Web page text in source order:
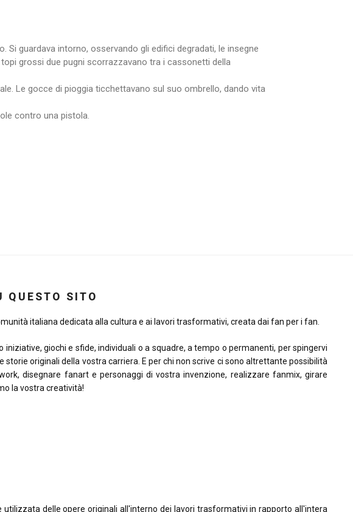
guardava intorno, osservando gli edifici degradati, le insegne
grossi due pugni scorrazzavano tra i cassonetti della
Le gocce di pioggia ticchettavano sul suo ombrello, dando vita
contro una pistola.
QUESTO SITO
italiana dedicata alla cultura e ai lavori trasformativi, creata dai fan per i fan.
iniziative, giochi e sfide, individuali o a squadre, a tempo o permanenti, per spingervi
storie originali della vostra carriera. E per chi non scrive ci sono altrettante possibilità
disegnare fanart e personaggi di vostra invenzione, realizzare fanmix, girare
la vostra creatività!
delle opere originali all'interno dei lavori trasformativi in rapporto all'intera